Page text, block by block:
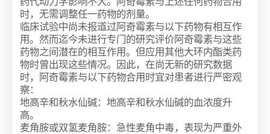
时，无需调整任一药物的剂量。
临床试验中尚未报道过阿奇霉素与以下药物有相互作
用。然而迄今未进行专门的研究评价阿奇霉素与这些
药物之间潜在的相互作用。但应用其他大环内酯类药
物时曾出现这些情况。因此，在尚无新的研究数据
时，阿奇霉素与以下药物合用时宜对患者进行严密观
察：
地高辛和秋水仙碱：地高辛和秋水仙碱的血浓度升
高。
麦角胺或双氢麦角胺：急性麦角中毒，表现为严重外